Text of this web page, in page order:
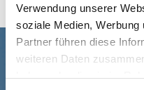
Verwendung unserer
soziale Medien, Werbung
Partner führen diese
weiteren Daten